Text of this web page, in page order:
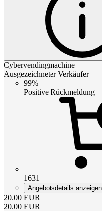
Cybervendingmachine
Ausgezeichneter Verkäufer
99%
Positive Rückmeldung
1631
Angebotsdetails anzeigen
20.00 EUR
20.00 EUR